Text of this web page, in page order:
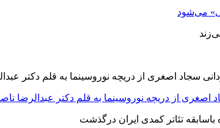
می‌شود
اصغری از دریچه نوروسینما به قلم دکتر عبدالرضا